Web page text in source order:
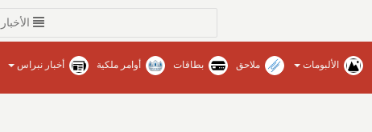
الأخبار
الألبومات ملاحق بطاقات أوامر ملكية أخبار نبراس